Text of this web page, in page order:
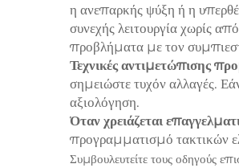
η ανεπαρκής ψύξη ή η
συνεχής λειτουργία χωρίς
προβλήματα με τον
Τεχνικές αντιμετώπισης
σημειώστε τυχόν αλλαγές.
αξιολόγηση.
Όταν χρειάζεται
προγραμματισμό τακτικών
Συμβουλευτείτε τους οδηγούς